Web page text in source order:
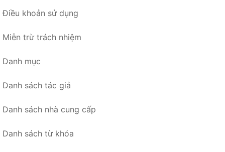
Điều khoản sử dụng
Miễn trừ trách nhiệm
Danh mục
Danh sách tác giả
Danh sách nhà cung cấp
Danh sách từ khóa